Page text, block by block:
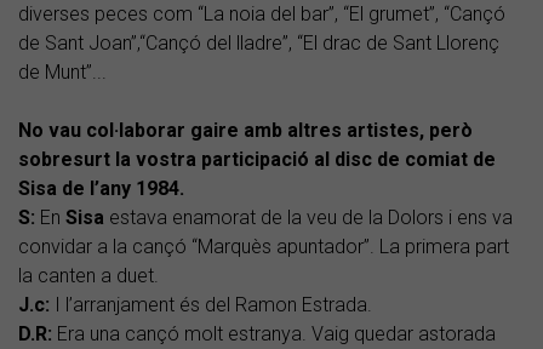
diverses peces com “La noia del bar”, “El grumet”, “Cançó
de Sant Joan”,“Cançó del lladre”, “El drac de Sant Llorenç
de Munt”...
No vau col·laborar gaire amb altres artistes, però
sobresurt la vostra participació al disc de comiat de
Sisa de l’any 1984.
S: En Sisa estava enamorat de la veu de la Dolors i ens va
convidar a la cançó “Marquès apuntador”. La primera part
la canten a duet.
J.c: I l’arranjament és del Ramon Estrada.
D.R: Era una cançó molt estranya. Vaig quedar astorada